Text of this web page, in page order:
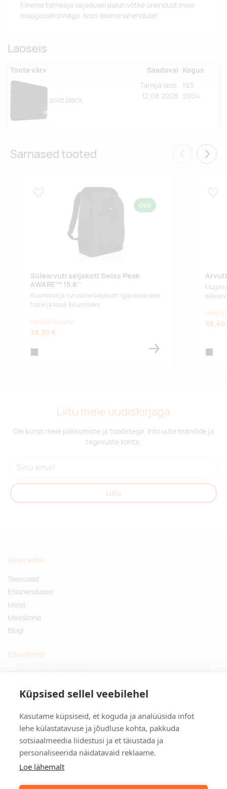
Küpsised sellel veebilehel
Kasutame küpsiseid, et koguda ja analüüsida infot
lehe külastatavuse ja jõudluse kohta, pakkuda
sotsiaalmeedia liidestusi ja et täiustada ja
personaliseerida näidatavaid reklaame.
Loe lähemalt
Kiirema tarneaja vajadusel palun võtke ühendust meie
müügiosakonnaga. Koos leiame lahenduse!
Laoseis
Toote värv Saadaval Kogus
solid black
Tarnija laos:
12.08.2026
193
2004
Sarnased tooted Eelmised
Lisa lemmikuks
ÖKO
Sülearvuti seljakott Swiss Peak
AWARE™ 15.6''
Ruumikas ja turvaline seljakott igapäevaseks
tööle ja kooli liikumiseks.
Hind 50 tk puhul
38,30 €
Hind
38,40
Liitu meie uudiskirjaga
Ole kursis meie pakkumiste ja toodetega. Info uute brändide ja
tegevuste kohta.
Liitu
Kiirelt leitav
Teenused
Erilahendused
Meist
Meeskond
Blogi
Ettevõttest
Küsimused ja vastused
Privaatsuspoliitika
Kontakt
Tulika põik 3, Tallinn
info@kinkston.ee
+372 6989 100
Sotsiaalmeedia